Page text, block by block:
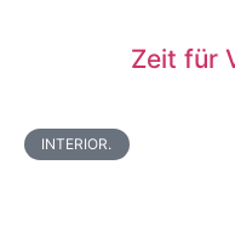
Zeit für
INTERIOR.